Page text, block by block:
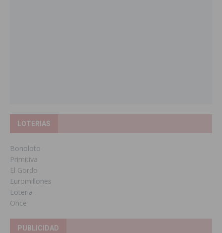
LOTERIAS
Bonoloto
Primitiva
El Gordo
Euromillones
Loteria
Once
PUBLICIDAD